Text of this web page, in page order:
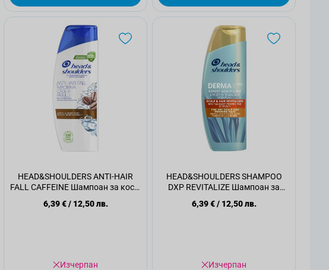
HEAD&SHOULDERS ANTI-HAIR
FALL CAFFEINE Шампоан за коса,
6,39 €/ 12,50 лв.
Изчерпан
HEAD&SHOULDERS SHAMPOO
DXP REVITALIZE Шампоан за
6,39 €/ 12,50 лв.
Изчерпан